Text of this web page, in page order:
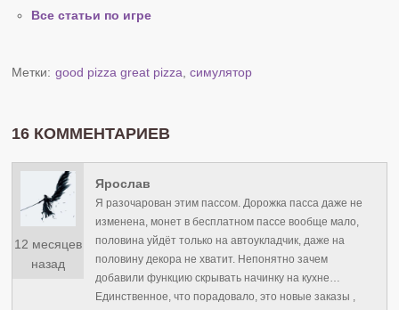
Все статьи по игре
Метки: good pizza great pizza,симулятор
16 КОММЕНТАРИЕВ
12 месяцев
назад
Ярослав
Я разочарован этим пассом. Дорожка пасса даже не
изменена, монет в бесплатном пассе вообще мало,
половина уйдёт только на автоукладчик, даже на
половину декора не хватит. Непонятно зачем
добавили функцию скрывать начинку на кухне…
Единственное, что порадовало, это новые заказы ,